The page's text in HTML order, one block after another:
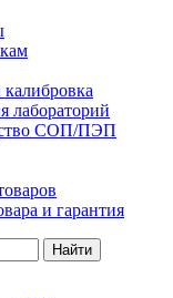
лабораторий
СОП/ПЭП
и гарантия
Найти